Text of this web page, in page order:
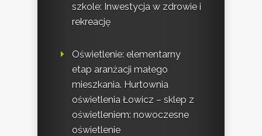
szkole: Inwestycja w zdrowie i
rekreację
Oświetlenie: elementarny
etap aranżacji małego
mieszkania. Hurtownia
oświetlenia Łowicz – sklep z
oświetleniem: nowoczesne
oświetlenie